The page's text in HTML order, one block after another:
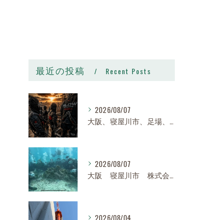
最近の投稿 Recent Posts
2026/08/07
大阪、寝屋川市、足場、鉄骨、鳶職、求人、日給14,000円〜25,000円以上、寮有り、社宅有り、日払い有り、正社員、建設業、株式会社スロー
2026/08/07
大阪 寝屋川市 株式会社スロー 足場求人、鉄骨求人、鳶職求人｜建設業、高収入、経験者、未経験大募集
2026/08/04